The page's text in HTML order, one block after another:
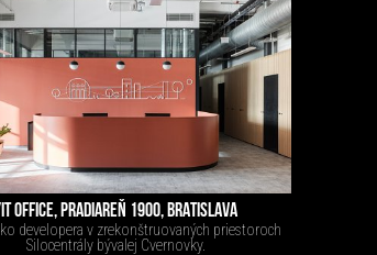
OFFICE, PRADIAREŇ 1900, BRATISLAVA
developera v zrekonštruovaných priestoroch
Silocentrály bývalej Cvernovky.